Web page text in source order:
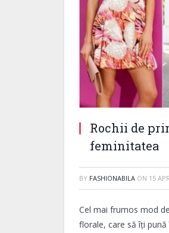
Rochii de
feminitatea
BY FASHIONABILA ON 15
Cel mai frumos mod
florale, care să îți